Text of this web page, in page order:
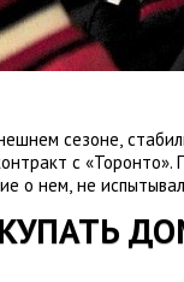
сезоне,
с
о нем, не